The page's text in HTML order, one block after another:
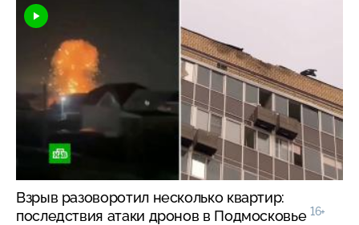
Взрыв разоворотил несколько квартир:
последствия атаки дронов в Подмосковье 16+